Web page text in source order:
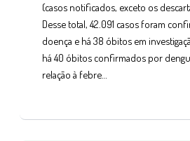
(casos notificados, exceto os
Desse total, 42.091 casos foram
doença e há 38 óbitos em
há 40 óbitos confirmados por
relação à febre…